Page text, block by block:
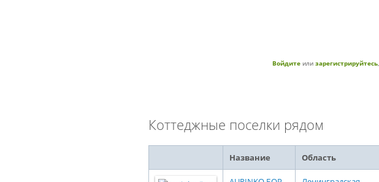
Войдите или зарегистрируйтесь
Коттеджные поселки рядом
Название Область